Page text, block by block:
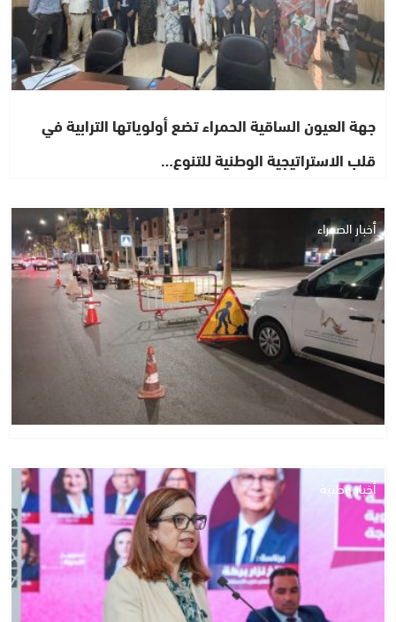
جهة العيون الساقية الحمراء تضع أولوياتها الترابية في
قلب الاستراتيجية الوطنية للتنوع…
أخبار الصحراء
أخبار وطنية